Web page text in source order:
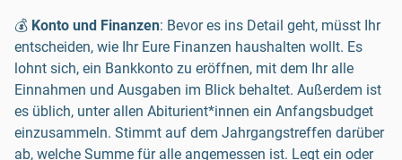
💰 Konto und Finanzen: Bevor es ins Detail geht, müsst Ihr
entscheiden, wie Ihr Eure Finanzen haushalten wollt. Es
lohnt sich, ein Bankkonto zu eröffnen, mit dem Ihr alle
Einnahmen und Ausgaben im Blick behaltet. Außerdem ist
es üblich, unter allen Abiturient*innen ein Anfangsbudget
einzusammeln. Stimmt auf dem Jahrgangstreffen darüber
ab, welche Summe für alle angemessen ist. Legt ein oder